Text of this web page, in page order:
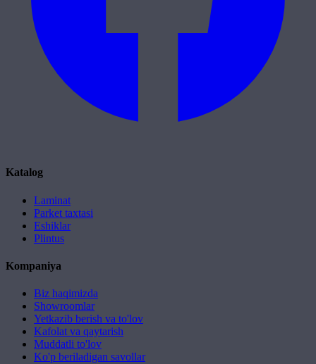
Katalog
Laminat
Parket taxtasi
Eshiklar
Plintus
Kompaniya
Biz haqimizda
Showroomlar
Yetkazib berish va to'lov
Kafolat va qaytarish
Muddatli to'lov
Ko'p beriladigan savollar